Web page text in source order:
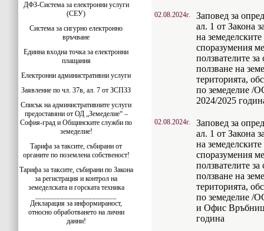
ДФЗ-Система за електронни услуги
(СЕУ)
Система за сигурно електронно
връчване
Единна входна точка за електронни
плащания
Електронни административни услуги
Заявление по чл. 37в, ал. 7 от ЗСПЗЗ
Списък на административните услуги
предоставяни от ОД „Земеделие“ –
София-град и Общинските служби по
земеделие!
Тарифа за таксите, събирани от
органите по поземлена собственост!
Тарифа за таксите, събирани по Закона
за регистрация и контрол на
земеделската и горската техника
Декларация за информираност,
относно обработването на лични
данни!
02.08.2024г.
Заповед за
ал. 1 от Закона
на
споразумения
ползвателите
ползване на
територията,
по земеделие /
2024/2025
02.08.2024г.
Заповед за
ал. 1 от Закона
на
споразумения
ползвателите
ползване на
територията,
по земеделие /
и Офис
година